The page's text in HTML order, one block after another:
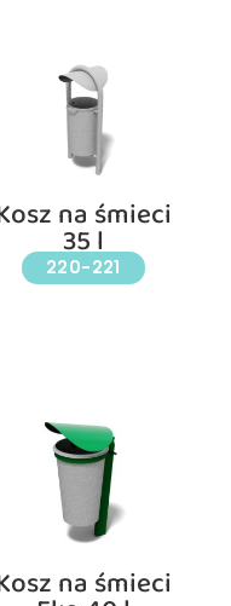
na śmieci
35 l
220-221
na śmieci